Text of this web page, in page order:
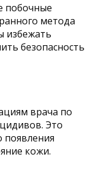
побочные
метода
избежать
безопасность
врача по
Это
появления
кожи.